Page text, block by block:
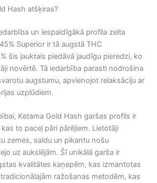
Hash atšķiras?
un iespaidīgākā profila zelta
Superior ir tā augstā THC
šis jauktais piedāvā jaudīgu pieredzi, ko
novērtē. Tā iedarbība parasti nodrošina
augstumu, apvienojot relaksāciju ar
uzplūdiem.
Ketama Gold Hash garšas profils ir
to paceļ pāri pārējiem. Lietotāji
zemes, saldu un pikantu nošu
uz aukslējām. Šī unikālā garša ir
kvalitātes kaņepēm, kas izmantotas
ražošanas metodēm, kas